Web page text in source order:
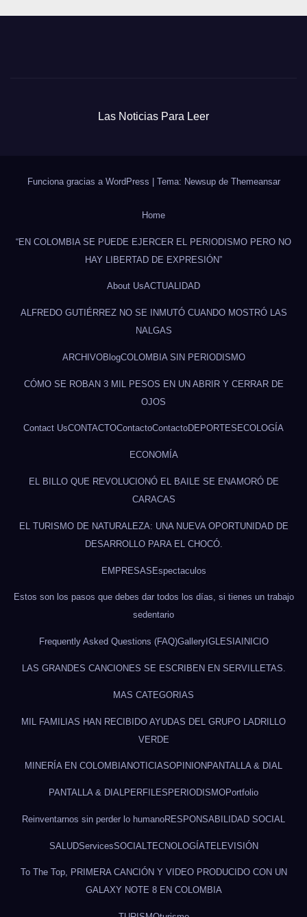
Las Noticias Para Leer
Funciona gracias a WordPress Tema: Newsup de Themeansar
Home
“EN COLOMBIA SE PUEDE EJERCER EL PERIODISMO PERO NO
HAY LIBERTAD DE EXPRESIÓN”
About UsACTUALIDAD
ALFREDO GUTIÉRREZ NO SE INMUTÓ CUANDO MOSTRÓ LAS
NALGAS
ARCHIVOBlogCOLOMBIA SIN PERIODISMO
CÓMO SE ROBAN 3 MIL PESOS EN UN ABRIR Y CERRAR DE
OJOS
Contact UsCONTACTOContactoContactoDEPORTES ECOLOGÍA
ECONOMÍA
EL BILLO QUE REVOLUCIONÓ EL BAILE SE ENAMORÓ DE
CARACAS
EL TURISMO DE NATURALEZA: UNA NUEVA OPORTUNIDAD DE
DESARROLLO PARA EL CHOCÓ.
EMPRESASEspectaculos
Estos son los pasos que debes dar todos los días, si tienes un trabajo
sedentario
Frequently Asked Questions (FAQ)GalleryIGLESIAINICIO
LAS GRANDES CANCIONES SE ESCRIBEN EN SERVILLETAS.
MAS CATEGORIAS
MIL FAMILIAS HAN RECIBIDO AYUDAS DEL GRUPO LADRILLO
VERDE
MINERÍA EN COLOMBIANOTICIASOPINION PANTALLA & DIAL
PANTALLA & DIALPERFILES PERIODISMOPortfolio
Reinventarnos sin perder lo humanoRESPONSABILIDAD SOCIAL
SALUDServicesSOCIAL TECNOLOGÍATELEVISIÓN
To The Top, PRIMERA CANCIÓN Y VIDEO PRODUCIDO CON UN
GALAXY NOTE 8 EN COLOMBIA